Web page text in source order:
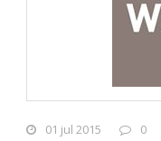
01 jul 2015 0